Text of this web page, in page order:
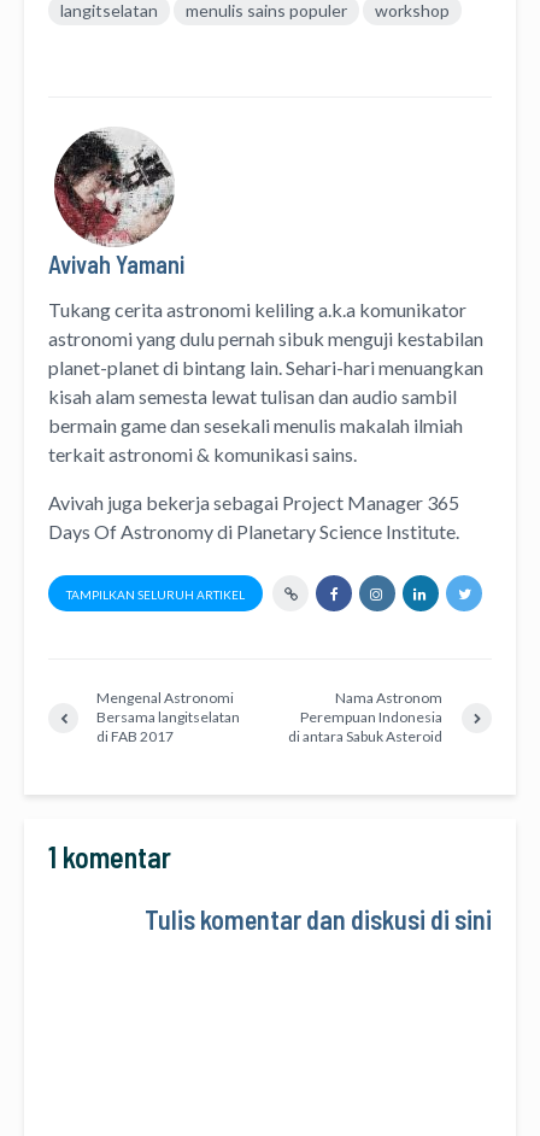
langitselatan menulis sains populer workshop
Avivah Yamani
Tukang cerita astronomi kelilinga.k.a komunikator
astronomiyang dulu pernah sibuk menguji kestabilan
planet-planet di bintang lain. Sehari-hari menuangkan
kisah alam semesta lewattulisandanaudio sambil
bermain game dan sesekali menulis makalah ilmiah
terkait astronomi & komunikasi sains.
Avivah juga bekerja sebagai Project Manager 365
Days Of Astronomydi Planetary Science Institute.
TAMPILKAN SELURUH ARTIKEL
Mengenal Astronomi
Bersama langitselatan
di FAB 2017
Nama Astronom
Perempuan Indonesia
di antara Sabuk Asteroid
1 komentar
Tulis komentar dan diskusi di sini